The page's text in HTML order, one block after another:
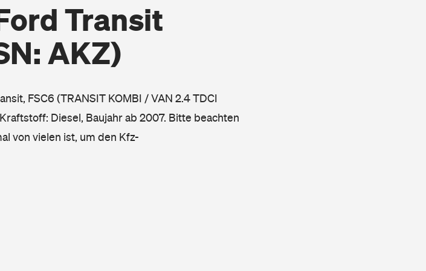
Transit
AKZ)
FSC6 (TRANSIT KOMBI / VAN 2.4 TDCI
Diesel, Baujahr ab 2007. Bitte beachten
von vielen ist, um den Kfz-